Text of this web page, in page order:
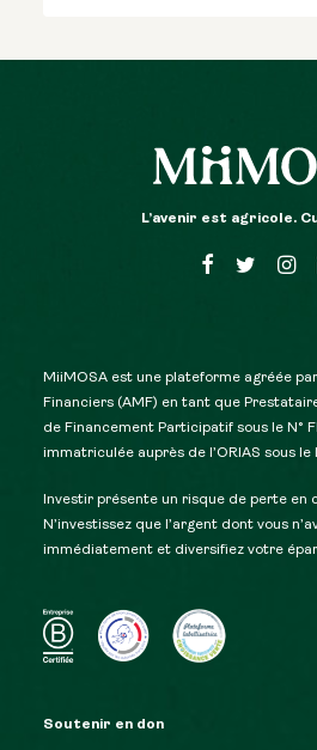
L’avenir est agricole.
MiiMOSA est une plateforme agréée
Financiers (AMF) en tant que
de Financement Participatif sous le N°
immatriculée auprès de l’ORIAS sous le
Investir présente un risque de perte en
N’investissez que l’argent dont vous
immédiatement et diversifiez votre
Soutenir en don